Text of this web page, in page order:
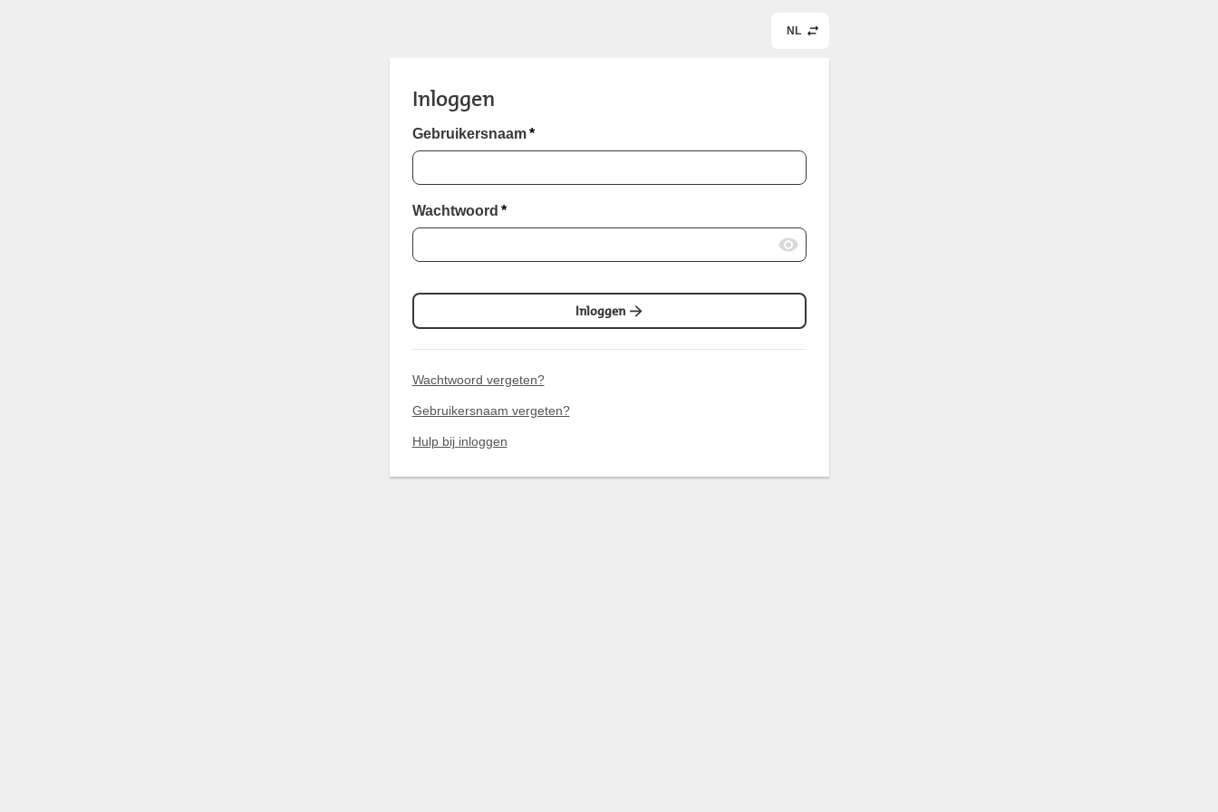
NL
Inloggen
Gebruikersnaam *
Wachtwoord *
Inloggen
Wachtwoord vergeten?
Gebruikersnaam vergeten?
Hulp bij inloggen